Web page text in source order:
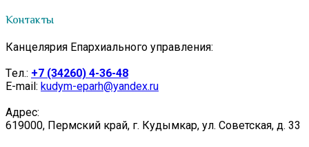
Контакты
Канцелярия Епархиального управления:
Tел.: +7 (34260) 4-36-48
E-mail: kudym-eparh@yandex.ru
Адрес:
619000, Пермский край, г. Кудымкар, ул. Советская, д. 33